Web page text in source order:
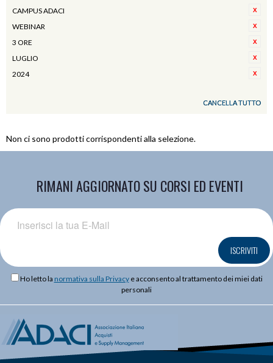
CAMPUS ADACI
WEBINAR
3 ORE
LUGLIO
2024
CANCELLA TUTTO
Non ci sono prodotti corrispondenti alla selezione.
RIMANI AGGIORNATO SU CORSI ED EVENTI
ISCRIVITI
Ho letto la normativa sulla Privacye acconsento al trattamento dei miei dati
personali